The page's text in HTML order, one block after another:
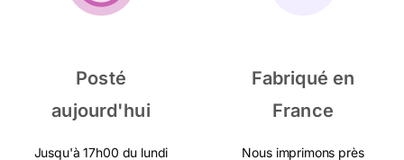
Posté
aujourd'hui
Jusqu'à 17h00 du lundi
Fabriqué en
France
Nous imprimons près